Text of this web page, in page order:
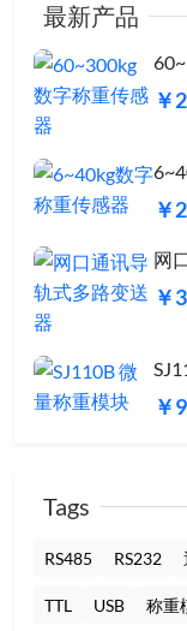
最新产品
￥
￥
网
￥
￥
Tags
RS485 RS232
TTL USB 称重